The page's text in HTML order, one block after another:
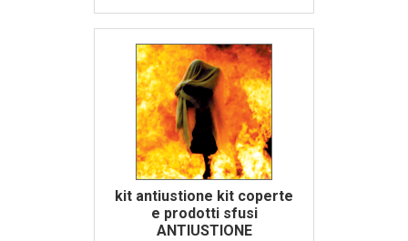
kit antiustione kit coperte
e prodotti sfusi
ANTIUSTIONE